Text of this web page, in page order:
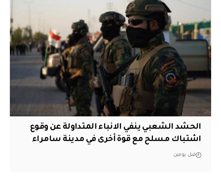
الحشد الشعبي ينفي الانباء المتداولة عن وقوع
اشتباك مسلح مع قوة أخرى في مدينة سامراء
قبل يومين